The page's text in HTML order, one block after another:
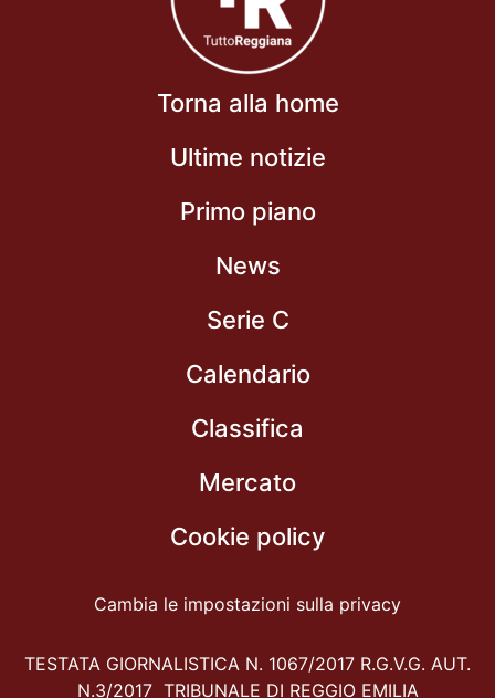
Torna alla home
Ultime notizie
Primo piano
News
Serie C
Calendario
Classifica
Mercato
Cookie policy
Cambia le impostazioni sulla privacy
TESTATA GIORNALISTICA N. 1067/2017 R.G.V.G. AUT.
N.3/2017 TRIBUNALE DI REGGIO EMILIA